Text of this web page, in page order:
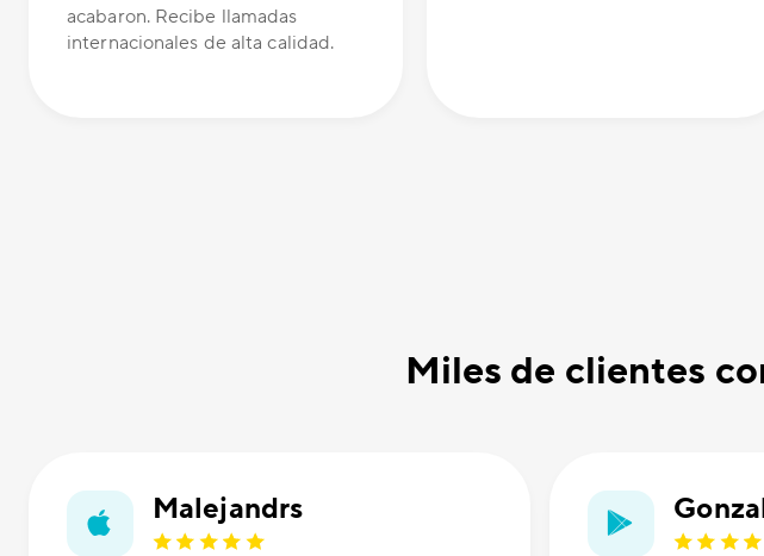
acabaron. Recibe llamadas
internacionales de alta calidad.
Miles de clientes
Malejandrs